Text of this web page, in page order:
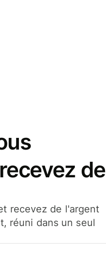
de
recevez de l'argent
réuni dans un seul